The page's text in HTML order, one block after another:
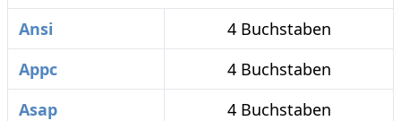
Ansi
4 Buchstaben
Appc
4 Buchstaben
Asap
4 Buchstaben